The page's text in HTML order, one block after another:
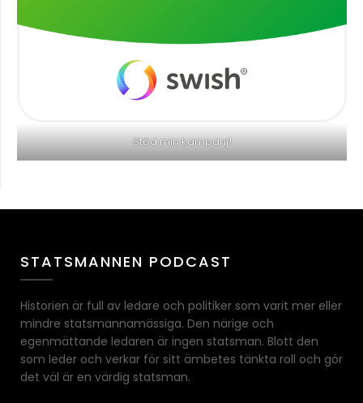
Stöd min kampanj!
STATSMANNEN PODCAST
Historien är full av ledare och politiker som varit mer eller
mindre statsmannamässiga. Den närige och
egenmättande ledaren är ingen statsman. Blott den
som leder och verkar för sitt ämbetes tänkta roll och gör
det väl är en värdig statsman.